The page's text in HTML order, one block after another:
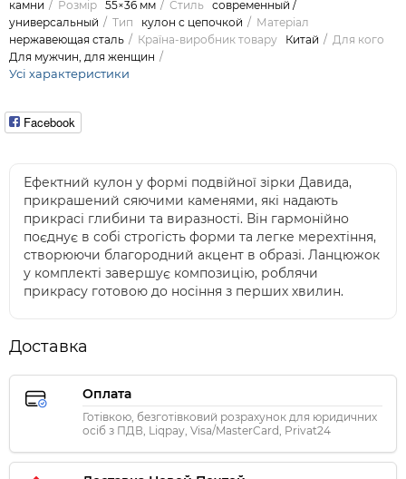
камни
Розмір 55×36 мм Стиль современный /
универсальный
Тип кулон с цепочкой
Матеріал
нержавеющая сталь
Країна-виробник товару Китай
Для кого
Для мужчин, для женщин
Усі характеристики
Facebook
Ефектний кулон у формі подвійної зірки Давида,
прикрашений сяючими каменями, які надають
прикрасі глибини та виразності. Він гармонійно
поєднує в собі строгість форми та легке мерехтіння,
створюючи благородний акцент в образі. Ланцюжок
у комплекті завершує композицію, роблячи
прикрасу готовою до носіння з перших хвилин.
Доставка
Оплата
Готівкою, безготівковий розрахунок для юридичних
осіб з ПДВ, Liqpay, Visa/MasterCard, Privat24